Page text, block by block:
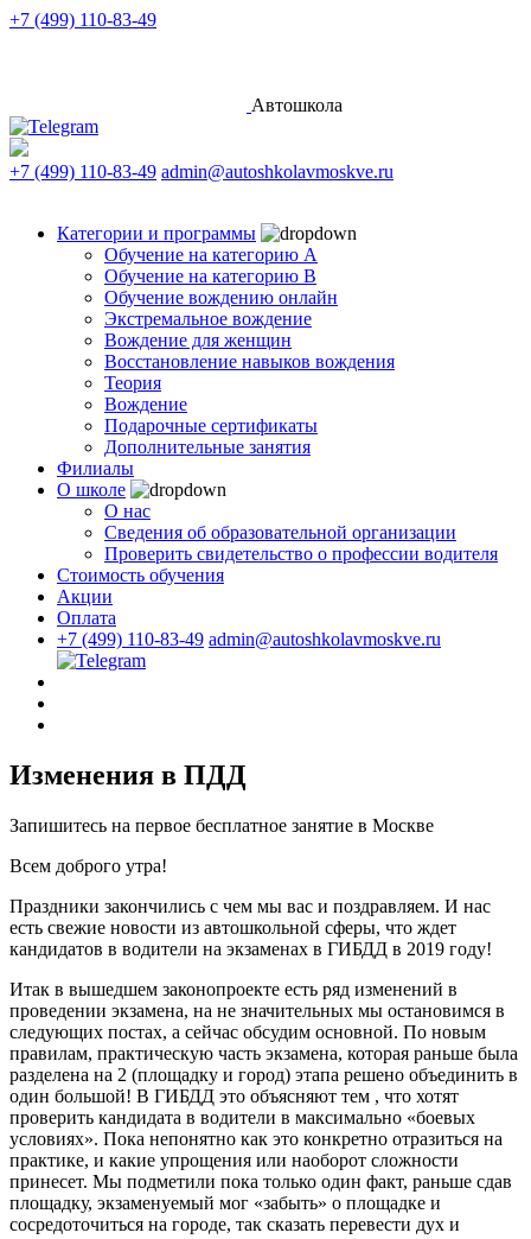
+7 (499) 110-83-49
Автошкола
+7 (499) 110-83-49 admin@autoshkolavmoskve.ru
Категории и программы
Обучение на категорию А
Обучение на категорию B
Обучение вождению онлайн
Экстремальное вождение
Вождение для женщин
Восстановление навыков вождения
Теория
Вождение
Подарочные сертификаты
Дополнительные занятия
Филиалы
О школе
О нас
Сведения об образовательной организации
Проверить свидетельство о профессии водителя
Стоимость обучения
Акции
Оплата
+7 (499) 110-83-49 admin@autoshkolavmoskve.ru
Изменения в ПДД
Запишитесь на первое бесплатное занятие в Москве
Всем доброго утра!
Праздники закончились с чем мы вас и поздравляем. И нас
есть свежие новости из автошкольной сферы, что ждет
кандидатов в водители на экзаменах в ГИБДД в 2019 году!
Итак в вышедшем законопроекте есть ряд изменений в
проведении экзамена, на не значительных мы остановимся в
следующих постах, а сейчас обсудим основной. По новым
правилам, практическую часть экзамена, которая раньше была
разделена на 2 (площадку и город) этапа решено объединить в
один большой! В ГИБДД это объясняют тем , что хотят
проверить кандидата в водители в максимально «боевых
условиях». Пока непонятно как это конкретно отразиться на
практике, и какие упрощения или наоборот сложности
принесет. Мы подметили пока только один факт, раньше сдав
площадку, экзаменуемый мог «забыть» о площадке и
сосредоточиться на городе, так сказать перевести дух и